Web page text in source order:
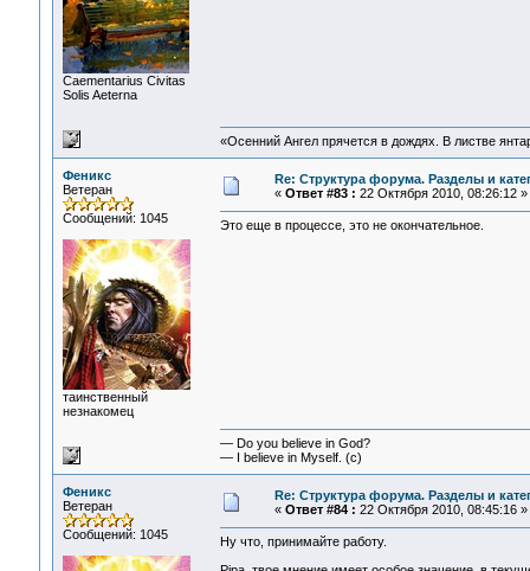
Сaementarius Civitas
Solis Aeterna
«Осенний Ангел прячется в дождях. В листве
Феникс
Ветеран
Сообщений: 1045
таинственный
незнакомец
Re: Структура форума. Разделы и
« Ответ #83 : 22 Октября 2010, 08:26:12 »
Это еще в процессе, это не окончательное.
— Do you believe in God?
— I believe in Myself. (c)
Феникс
Ветеран
Сообщений: 1045
Re: Структура форума. Разделы и
« Ответ #84 : 22 Октября 2010, 08:45:16 »
Ну что, принимайте работу.